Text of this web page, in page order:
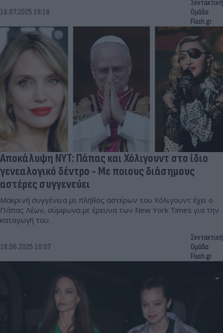
18.07.2025 19:18
Συντακτική
Ομάδα
Flash.gr
Αποκάλυψη NYT: Πάπας και Χόλιγουντ στο ίδιο
γενεαλογικό δέντρο - Με ποιους διάσημους
αστέρες συγγενεύει
Μακρινή συγγένεια με πλήθος αστέρων του Χόλιγουντ έχει ο
Πάπας Λέων, σύμφωνα με έρευνα των New York Times για την
καταγωγή του.
18.06.2025 18:07
Συντακτική
Ομάδα
Flash.gr